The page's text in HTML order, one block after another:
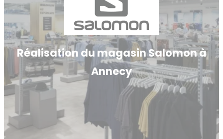
Réalisation du magasin Salomon à
Annecy